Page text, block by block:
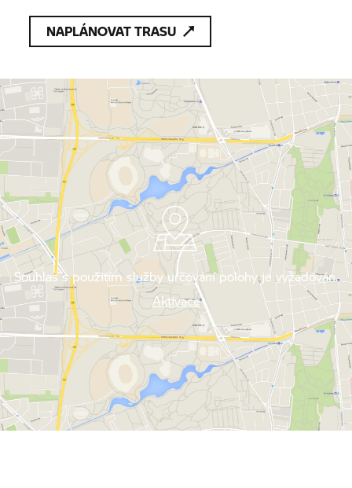
NAPLÁNOVAT TRASU
Souhlas s použitím služby určování polohy je vyžadován.
Aktivace